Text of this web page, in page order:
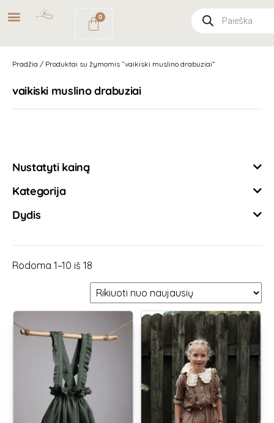
NEMOKAMAS
PRISTATYMAS
PAŠTOMATU
UŽSAKYMAMS NUO
0
Pradžia / Produktai su žymomis “vaikiski muslino drabuziai”
vaikiski muslino drabuziai
Nustatyti kainą
Kategorija
Dydis
Rodoma 1–10 iš 18